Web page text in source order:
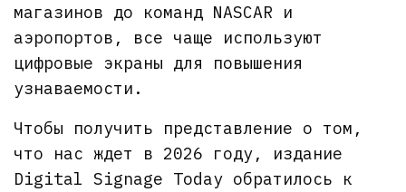
магазинов до команд NASCAR и
аэропортов, все чаще используют
цифровые экраны для повышения
узнаваемости.
Чтобы получить представление о том,
что нас ждет в 2026 году, издание
Digital Signage Today обратилось к